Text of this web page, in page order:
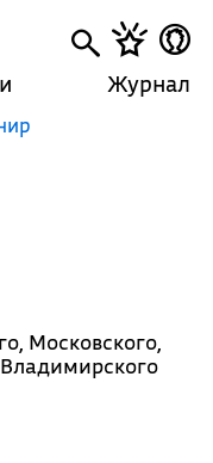
Журнал
Московского,